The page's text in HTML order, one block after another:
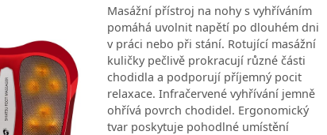
Masážní přístroj na nohy s vyhříváním
pomáhá uvolnit napětí po dlouhém dni
v práci nebo při stání. Rotující masážní
kuličky pečlivě prokracují různé části
chodidla a podporují příjemný pocit
relaxace. Infračervené vyhřívání jemně
ohřívá povrch chodidel. Ergonomický
tvar poskytuje pohodlné umístění